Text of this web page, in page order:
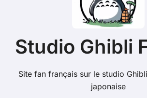
Studio Ghibli
Site fan français sur le studio
japonaise